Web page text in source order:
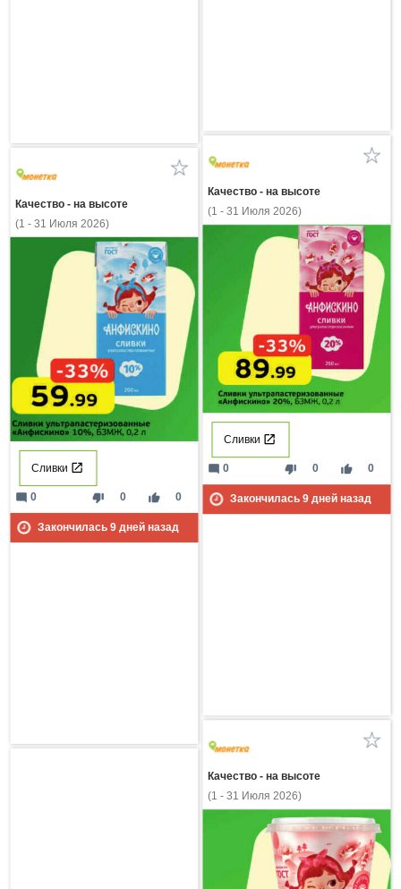
Качество - на высоте
(1 - 31 Июля 2026)
Сливки
thumb_down 0 thumb_up 0
mode_comment 0
Закончилась 9дней назад
Качество - на высоте
(1 - 31 Июля 2026)
Сливки
thumb_down 0 thumb_up 0
mode_comment 0
Закончилась 9дней назад
Качество - на высоте
(1 - 31 Июля 2026)